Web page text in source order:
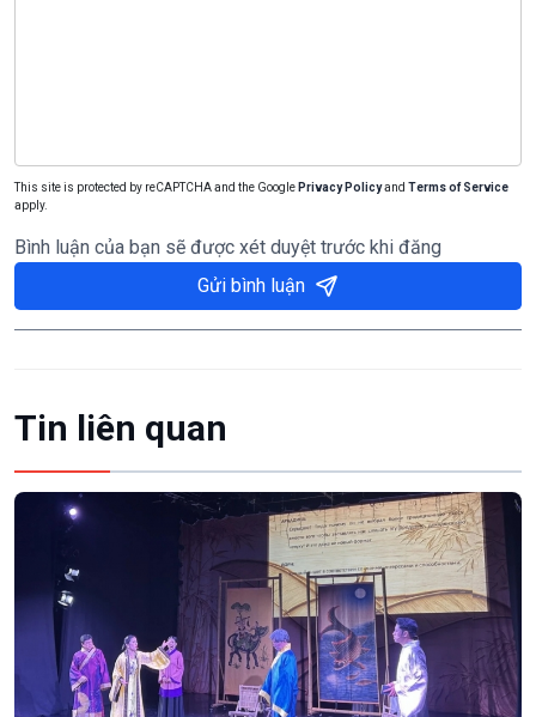
This site is protected by reCAPTCHA and the Google Privacy Policyand Terms of Service
apply.
Bình luận của bạn sẽ được xét duyệt trước khi đăng
Gửi bình luận
Tin liên quan